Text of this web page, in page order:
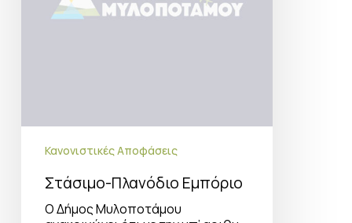
Κανονιστικές Αποφάσεις
Στάσιμο-Πλανόδιο Εμπόριο
Ο Δήμος Μυλοποτάμου